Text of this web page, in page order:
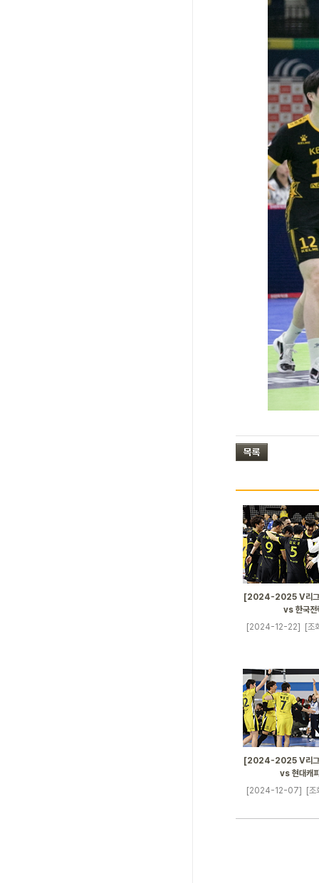
[2024-2025 V리
vs 한국전
[2024-12-22]
[조
[2024-2025 V리
vs 현대캐
[2024-12-07]
[